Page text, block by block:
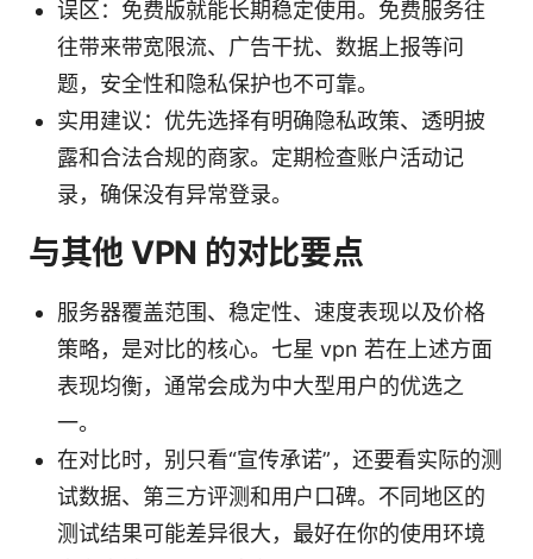
误区：免费版就能长期稳定使用。免费服务往
往带来带宽限流、广告干扰、数据上报等问
题，安全性和隐私保护也不可靠。
实用建议：优先选择有明确隐私政策、透明披
露和合法合规的商家。定期检查账户活动记
录，确保没有异常登录。
与其他 VPN 的对比要点
服务器覆盖范围、稳定性、速度表现以及价格
策略，是对比的核心。七星 vpn 若在上述方面
表现均衡，通常会成为中大型用户的优选之
一。
在对比时，别只看“宣传承诺”，还要看实际的测
试数据、第三方评测和用户口碑。不同地区的
测试结果可能差异很大，最好在你的使用环境